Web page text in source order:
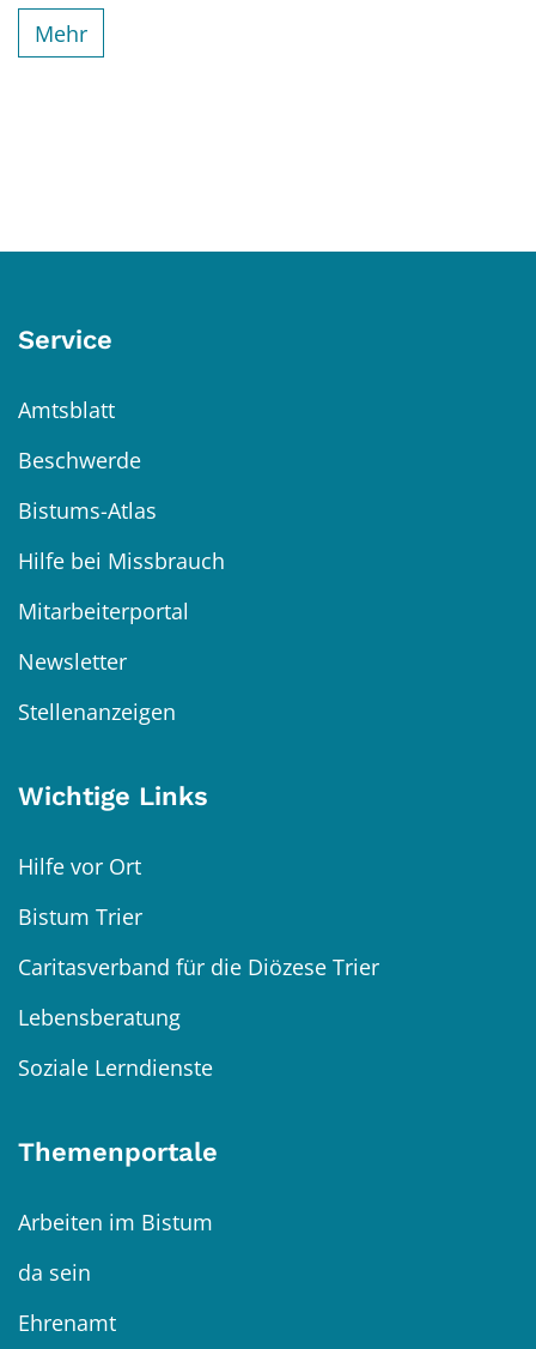
Mehr
Service
Amtsblatt
Beschwerde
Bistums-Atlas
Hilfe bei Missbrauch
Mitarbeiterportal
Newsletter
Stellenanzeigen
Wichtige Links
Hilfe vor Ort
Bistum Trier
Caritasverband für die Diözese Trier
Lebensberatung
Soziale Lerndienste
Themenportale
Arbeiten im Bistum
da sein
Ehrenamt